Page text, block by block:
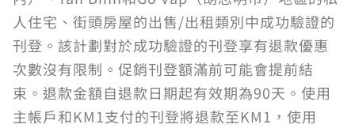
人住宅、街頭房屋的出售/出租類別中成功驗證的
刊登。該計劃對於成功驗證的刊登享有退款優惠
次數沒有限制。促銷刊登額滿前可能會提前結
束。退款金額自退款日期起有效期為90天。使用
主帳戶和KM1支付的刊登將退款至KM1，使用